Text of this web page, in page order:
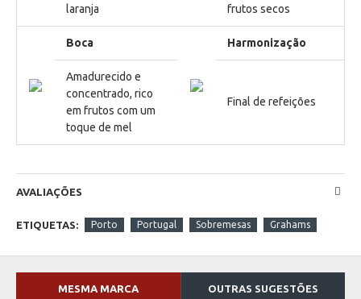
laranja
frutos secos
Boca Harmonização
Amadurecido e
concentrado, rico
em frutos com um
toque de mel
Final de refeições
AVALIAÇÕES
ETIQUETAS: Porto Portugal Sobremesas Grahams
MESMA MARCA OUTRAS SUGESTÕES